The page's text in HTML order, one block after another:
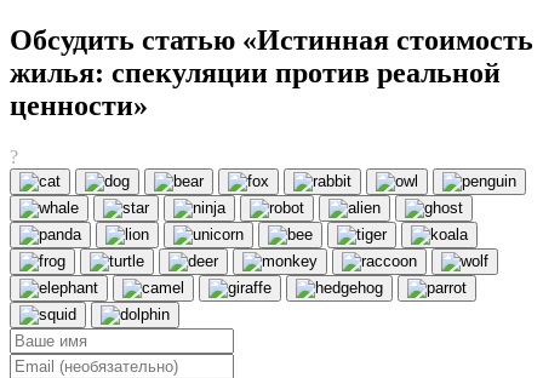
Обсудить статью «Истинная стоимость
жилья: спекуляции против реальной
ценности»
?